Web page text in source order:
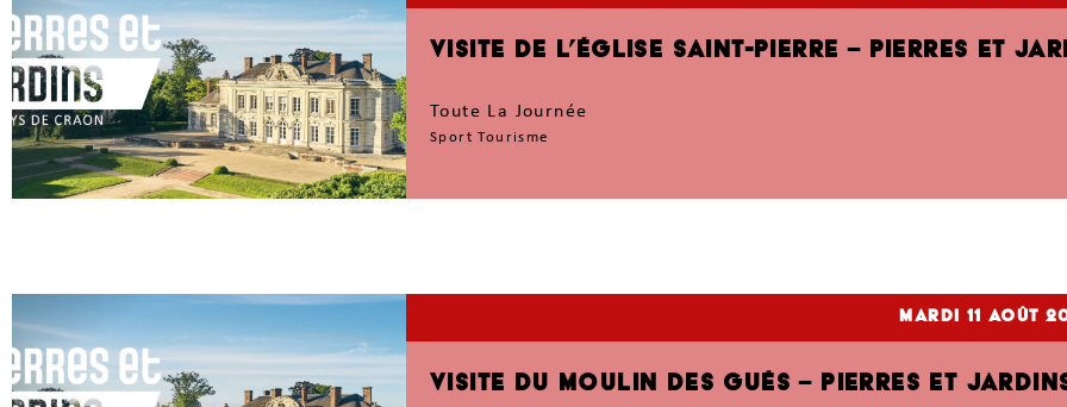
VISITE DE L’ÉGLISE SAINT-PIERRE – PIERRES ET
Toute La Journée
Sport Tourisme
mardi 11 Août
VISITE DU MOULIN DES GUÉS – PIERRES ET